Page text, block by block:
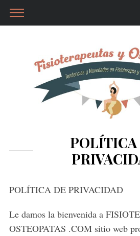
POLÍTICA
POLÍTICA DE PRIVACIDAD
Le damos la bienvenida a
OSTEOPATAS .COM sitio web